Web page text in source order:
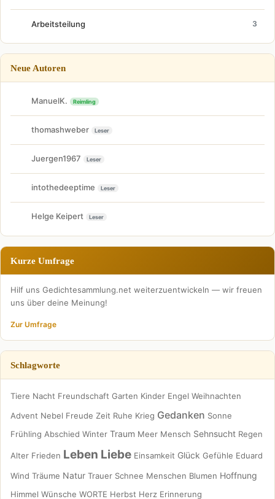
Arbeitsteilung 3
Neue Autoren
ManuelK. Reimling
thomashweber Leser
Juergen1967 Leser
intothedeeptime Leser
Helge Keipert Leser
Kurze Umfrage
Hilf uns Gedichtesammlung.net weiterzuentwickeln — wir freuen
uns über deine Meinung!
Zur Umfrage
Schlagworte
Tiere Nacht Freundschaft Garten Kinder Engel Weihnachten
Advent Nebel Freude Zeit Ruhe Krieg Gedanken Sonne
Frühling Abschied Winter Traum Meer Mensch Sehnsucht Regen
Alter Frieden Leben Liebe Einsamkeit Glück Gefühle Eduard
Wind Träume Natur Trauer Schnee Menschen Blumen Hoffnung
Himmel Wünsche WORTE Herbst Herz Erinnerung